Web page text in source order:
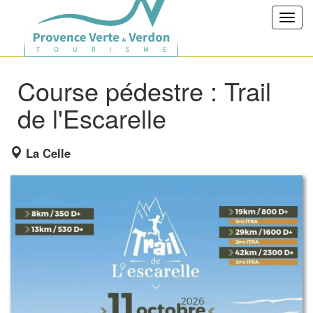
Course pédestre : Trail
de l'Escarelle
La Celle